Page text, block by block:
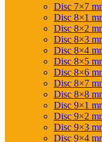
Disc 7×7
Disc 8×1
Disc 8×2
Disc 8×3
Disc 8×4
Disc 8×5
Disc 8×6
Disc 8×7
Disc 8×8
Disc 9×1
Disc 9×2
Disc 9×3
Disc 9×4